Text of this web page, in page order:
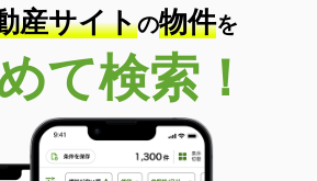
産サイトの物件を
て検索！